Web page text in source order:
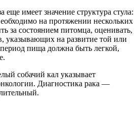
еще имеет значение структура стула:
на протяжении нескольких
за состоянием питомца, оценивать,
указывающих на развитие той или
пища должна быть легкой,
собачий кал указывает
Диагностика рака —